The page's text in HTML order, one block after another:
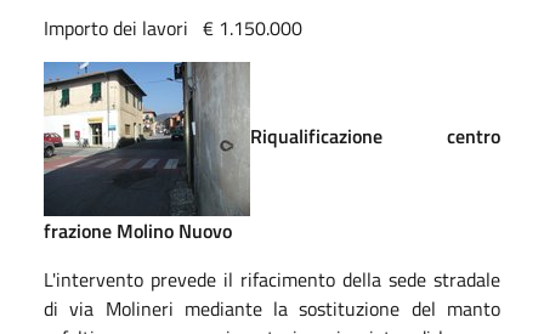
Importo dei lavori € 1.150.000
Riqualificazione centro
frazione Molino Nuovo
L'intervento prevede il rifacimento della sede stradale
di via Molineri mediante la sostituzione del manto